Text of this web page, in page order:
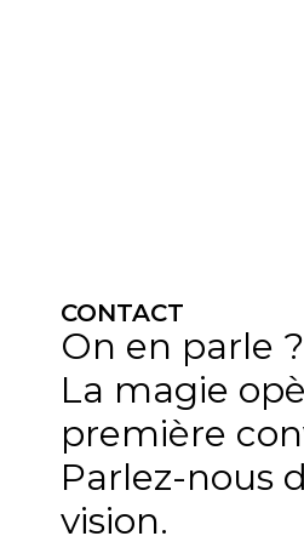
CONTACT
On en parle ?
La magie
première
Parlez-nous
vision.